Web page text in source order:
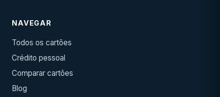
NAVEGAR
Todos os cartões
Crédito pessoal
Comparar cartões
Blog